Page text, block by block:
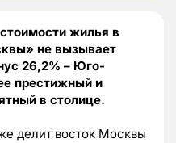
жилья в
не вызывает
26,2% – Юго-
престижный и
в столице.
делит восток Москвы